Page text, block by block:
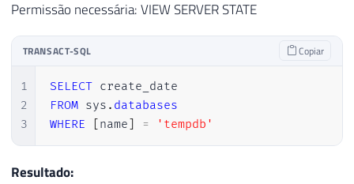
Permissão necessária: VIEW SERVER STATE
TRANSACT-SQL Copiar
1
2
3
SELECT
FROM sys . databases
WHERE
[name] = 'tempdb'
Resultado: